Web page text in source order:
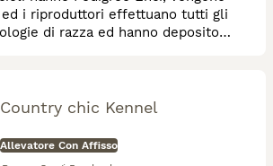
ed i riproduttori effettuano tutti gli
di razza ed hanno deposito
Country chic Kennel
Allevatore Con Affisso